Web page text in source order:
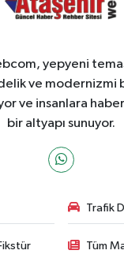
yepyeni
ve modernizmi
ve insanlara
bir altyapı sunuyor.
Trafik
Tüm